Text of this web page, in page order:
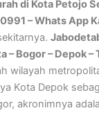
di Kota Petojo
– Whats App
– Bogor – Depok –
wilayah
Kota Depok
akronimnya